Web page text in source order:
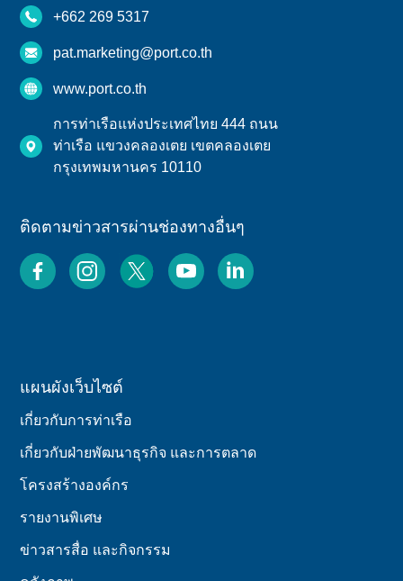
+662 269 5317
pat.marketing@port.co.th
www.port.co.th
การท่าเรือแห่งประเทศไทย 444 ถนน
ท่าเรือ แขวงคลองเตย เขตคลองเตย
กรุงเทพมหานคร 10110
ติดตามข่าวสารผ่านช่องทางอื่นๆ
แผนผังเว็บไซต์
เกี่ยวกับการท่าเรือ
เกี่ยวกับฝ่ายพัฒนาธุรกิจ และการตลาด
โครงสร้างองค์กร
รายงานพิเศษ
ข่าวสารสื่อ และกิจกรรม